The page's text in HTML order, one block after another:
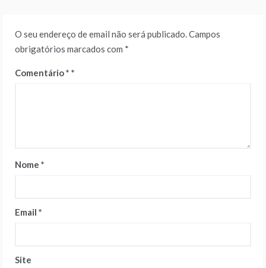
O seu endereço de email não será publicado.Campos
obrigatórios marcados com *
Comentário*
Nome *
Email *
Site